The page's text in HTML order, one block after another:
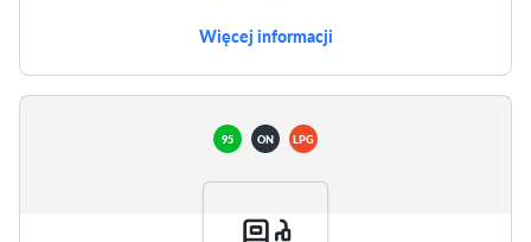
Więcej informacji
95 ON LPG